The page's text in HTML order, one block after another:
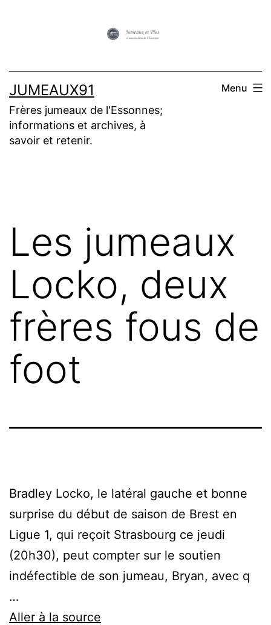
JUMEAUX91
Frères jumeaux de l'Essonnes;
informations et archives, à
savoir et retenir.
Menu
Les jumeaux
Locko, deux
frères fous de
foot
Bradley Locko, le latéral gauche et bonne
surprise du début de saison de Brest en
Ligue 1, qui reçoit Strasbourg ce jeudi
(20h30), peut compter sur le soutien
indéfectible de son jumeau, Bryan, avec q
…
Aller à la source